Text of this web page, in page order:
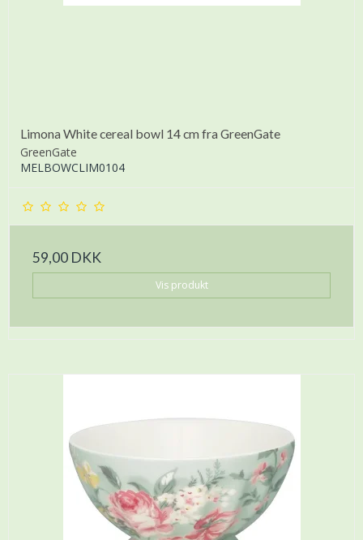
Limona White cereal bowl 14 cm fra GreenGate
GreenGate
MELBOWCLIM0104
59,00 DKK
Vis produkt